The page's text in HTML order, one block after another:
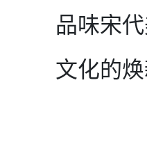
品味宋
文化的焕